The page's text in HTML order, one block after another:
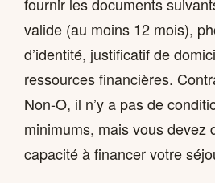
valide (au moins 12 mois),
d’identité, justificatif de
ressources financières.
Non-O, il n’y a pas de
minimums, mais vous devez
capacité à financer votre